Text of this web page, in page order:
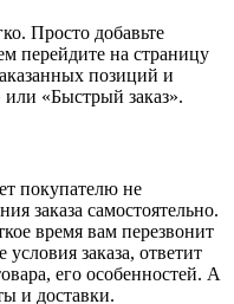
Просто добавьте
перейдите на страницу
позиций и
«Быстрый заказ».
покупателю не
заказа самостоятельно.
время вам перезвонит
заказа, ответит
его особенностей. А
и доставки.